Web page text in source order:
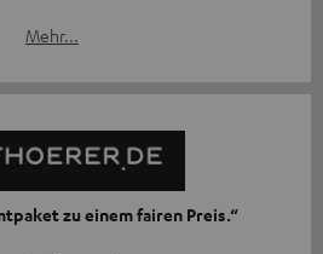
Mehr...
zu einem fairen Preis.“